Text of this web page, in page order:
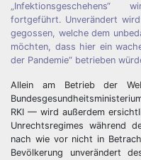
„Infektionsgeschehens“
fortgeführt. Unverändert
gegossen, welche dem
möchten, dass hier ein
der Pandemie“ betrieben
Allein am Betrieb der
RKI — wird außerdem
Unrechtsregimes während
nach wie vor nicht in
Bevölkerung unverändert